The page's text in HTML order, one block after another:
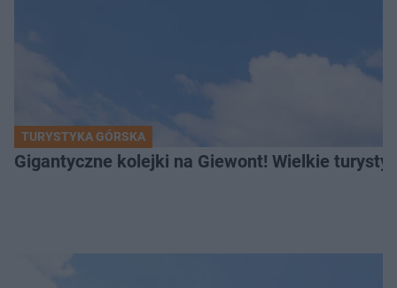
TURYSTYKA GÓRSKA
Gigantyczne kolejki na Giewont! Wielkie